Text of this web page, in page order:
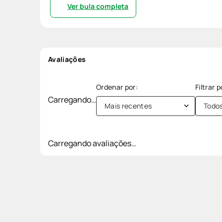
Ver bula completa
Avaliações
Carregando…
Mais recentes
Carregando avaliações…